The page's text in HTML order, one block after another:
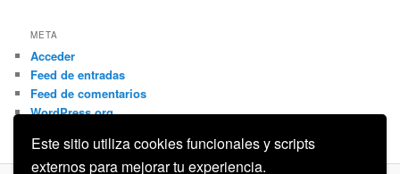
Este sitio utiliza cookies funcionales y scripts
externos para mejorar tu experiencia.
META
Acceder
Feed de entradas
Feed de comentarios
WordPress.org